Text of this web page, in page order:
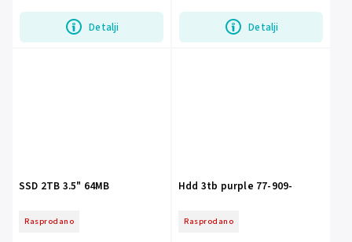
Detalji Detalji
SSD 2TB 3.5" 64MB
Rasprodano
Hdd 3tb purple 77-909-
Rasprodano